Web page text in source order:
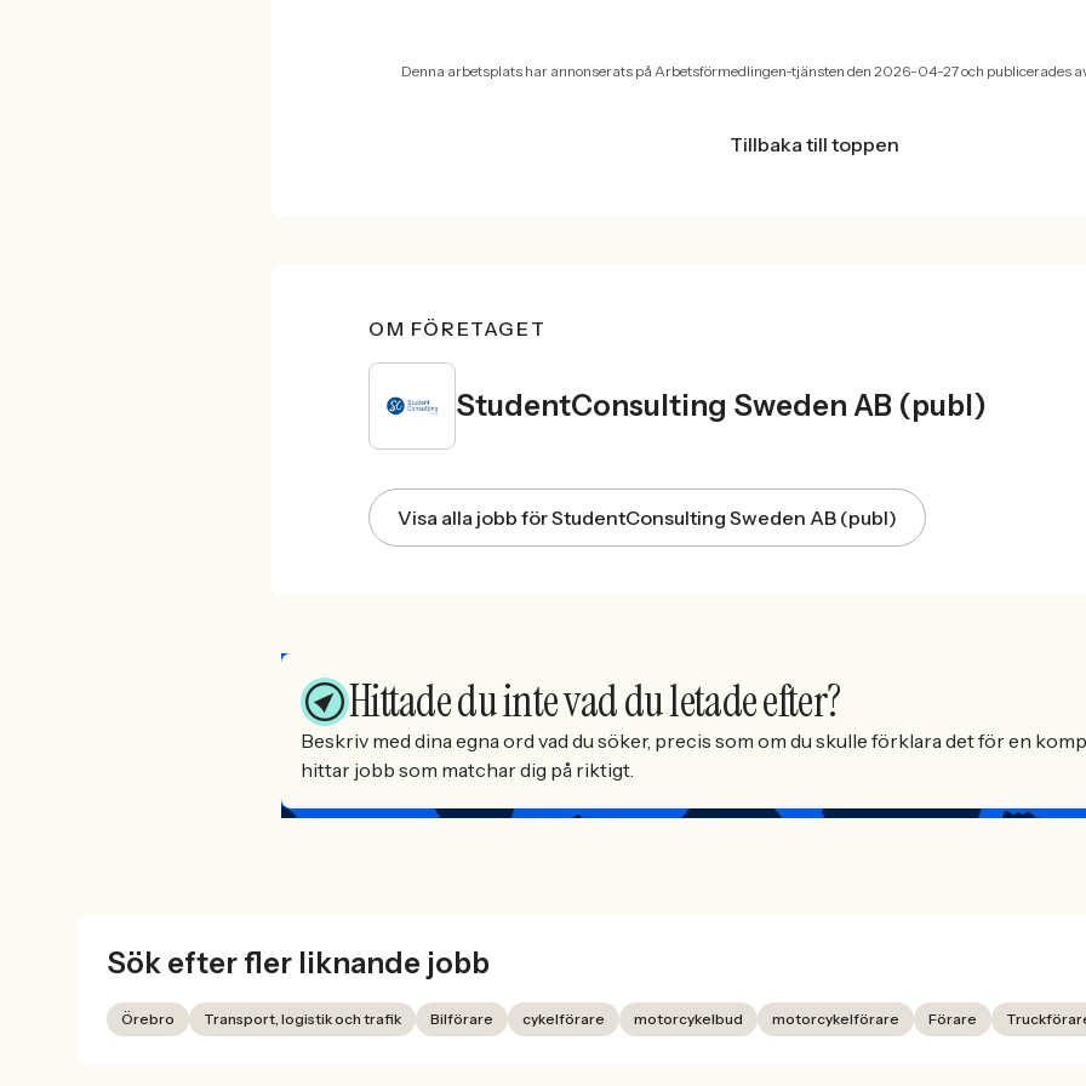
Denna arbetsplats har annonserats på Arbetsförmedlingen-tjänsten den 2026-04-27 och publicerades
Tillbaka till toppen
OM FÖRETAGET
StudentConsulting Sweden AB (publ)
Visa alla jobb för StudentConsulting Sweden AB (publ)
Hittade du inte vad du letade efter?
Beskriv med dina egna ord vad du söker, precis som om du skulle förklara det för en
hittar jobb som matchar dig på riktigt.
Sök efter fler liknande jobb
Örebro Transport, logistik och trafik Bilförare cykelförare motorcykelbud motorcykelförare Förare